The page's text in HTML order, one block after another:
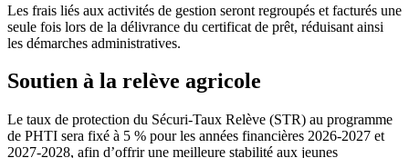
Les frais liés aux activités de gestion seront regroupés et facturés une
seule fois lors de la délivrance du certificat de prêt, réduisant ainsi
les démarches administratives.
Soutien à la relève agricole
Le taux de protection du Sécuri‑Taux Relève (STR) au programme
de PHTI sera fixé à 5 % pour les années financières 2026‑2027 et
2027‑2028, afin d’offrir une meilleure stabilité aux jeunes